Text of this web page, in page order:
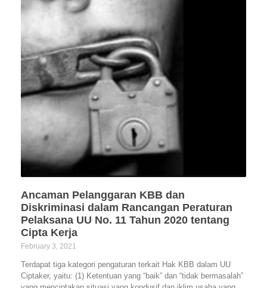
Ancaman Pelanggaran KBB dan
Diskriminasi dalam Rancangan Peraturan
Pelaksana UU No. 11 Tahun 2020 tentang
Cipta Kerja
February 3, 2021
Terdapat tiga kategori pengaturan terkait Hak KBB dalam UU
Ciptaker, yaitu: (1) Ketentuan yang “baik” dan “tidak bermasalah”